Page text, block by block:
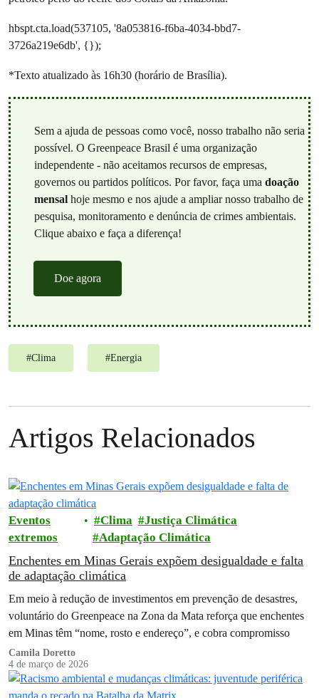
hbspt.cta.load(537105, '8a053816-f6ba-4034-bbd7-
3726a219e6db', {});
*Texto atualizado às 16h30 (horário de Brasília).
Sem a ajuda de pessoas como você, nosso trabalho não seria
possível. O Greenpeace Brasil é uma organização
independente - não aceitamos recursos de empresas,
governos ou partidos políticos. Por favor, faça uma doação
mensalhoje mesmo e nos ajude a ampliar nosso trabalho de
pesquisa, monitoramento e denúncia de crimes ambientais.
Clique abaixo e faça a diferença!
Doe agora
#Clima #Energia
Artigos Relacionados
Eventos
extremos
Clima
Justiça Climática
Adaptação Climática
Enchentes em Minas Gerais expõem desigualdade e falta
de adaptação climática
Em meio à redução de investimentos em prevenção de desastres,
voluntário do Greenpeace na Zona da Mata reforça que enchentes
em Minas têm “nome, rosto e endereço”, e cobra compromisso
Camila Doretto
4 de março de 2026